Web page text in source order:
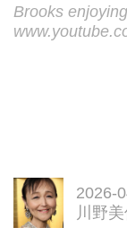
Brooks
2026-
川野